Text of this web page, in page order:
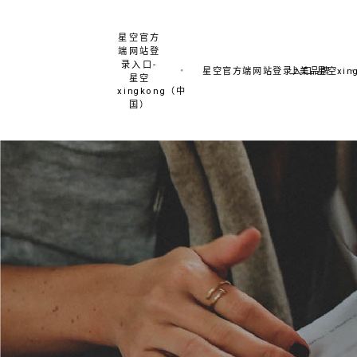
星空官方
端网站登
录入口-
星空
xingkong（中
国）
星空官方端网站登录入口-星空
上美品牌